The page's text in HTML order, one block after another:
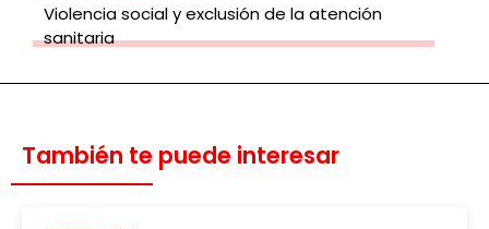
Violencia social y exclusión de la atención
sanitaria
También te puede interesar